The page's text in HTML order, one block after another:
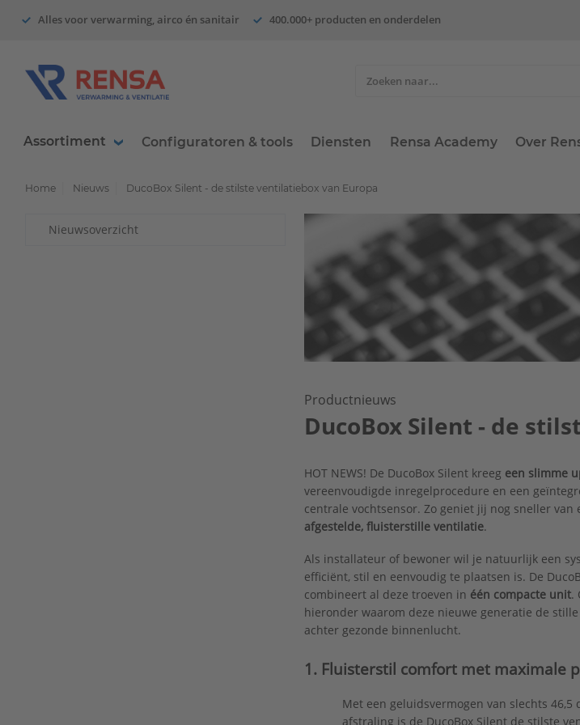
Alles voor verwarming, airco én sanitair 400.000+ producten en onderdelen
Assortiment Configuratoren & tools Diensten Rensa Academy Over
Home Nieuws DucoBox Silent - de stilste ventilatiebox van Europa
Nieuwsoverzicht
Productnieuws
DucoBox Silent - de
HOT NEWS! De DucoBox Silent kreeg een slimme
vereenvoudigde inregelprocedure en een
centrale vochtsensor. Zo geniet jij nog sneller van
afgestelde, fluisterstille ventilatie.
Als installateur of bewoner wil je natuurlijk een
efficiënt, stil en eenvoudig te plaatsen is. De
combineert al deze troeven in één compacte unit.
hieronder waarom deze nieuwe generatie de
achter gezonde binnenlucht.
1. Fluisterstil comfort met maximale
Met een geluidsvermogen van slechts 46,5
afstraling is de DucoBox Silent de stilste